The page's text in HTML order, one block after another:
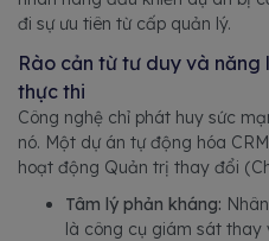
đi sự ưu tiên từ cấp quản lý.
Rào cản từ tư duy và
thực thi
Công nghệ chỉ phát huy sức
nó. Một dự án tự động hóa
hoạt động Quản trị thay đổi
Tâm lý phản kháng:
là công cụ giám sát thay